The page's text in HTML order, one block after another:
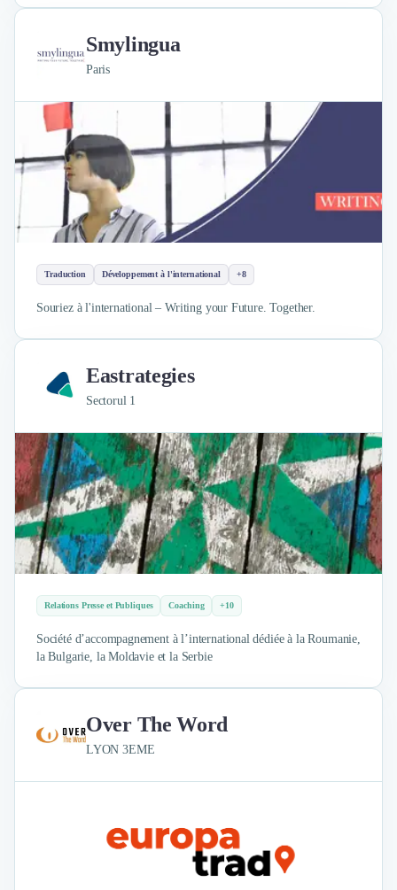
Smylingua
Paris
Traduction Développement à l'international +8
Souriez à l'international – Writing your Future. Together.
Eastrategies
Sectorul 1
Relations Presse et Publiques Coaching +10
Société d’accompagnement à l’international dédiée à la Roumanie,
la Bulgarie, la Moldavie et la Serbie
Over The Word
LYON 3EME